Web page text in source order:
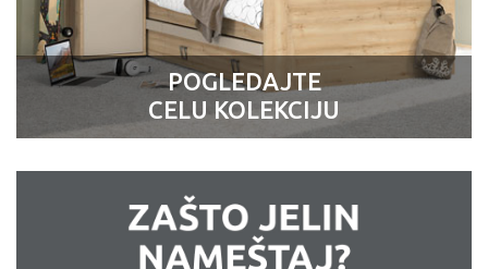
POGLEDAJTE
CELU KOLEKCIJU